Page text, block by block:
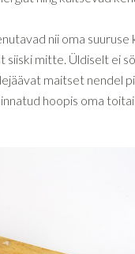
nii oma
siiski mitte. Üldiselt ei
maitset nendel
hoopis oma